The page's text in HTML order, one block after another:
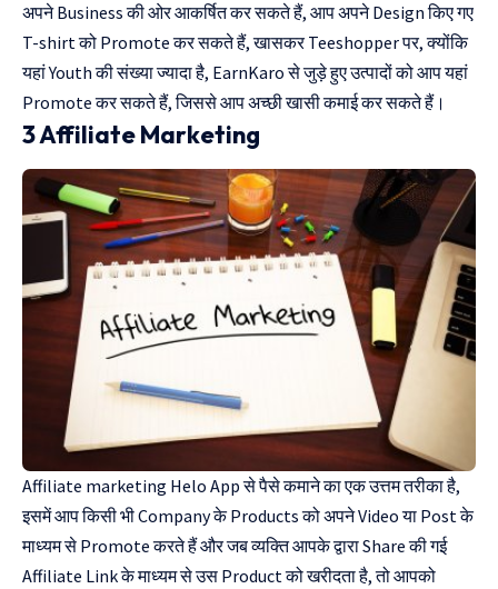
अपने Business की ओर आकर्षित कर सकते हैं, आप अपने Design किए गए
T-shirt को Promote कर सकते हैं, खासकर Teeshopper पर, क्योंकि
यहां Youth की संख्या ज्यादा है, EarnKaro से जुड़े हुए उत्पादों को आप यहां
Promote कर सकते हैं, जिससे आप अच्छी खासी कमाई कर सकते हैं।
3 Affiliate Marketing
Affiliate marketing Helo App से पैसे कमाने का एक उत्तम तरीका है,
इसमें आप किसी भी Company के Products को अपने Video या Post के
माध्यम से Promote करते हैं और जब व्यक्ति आपके द्वारा Share की गई
Affiliate Link के माध्यम से उस Product को खरीदता है, तो आपको